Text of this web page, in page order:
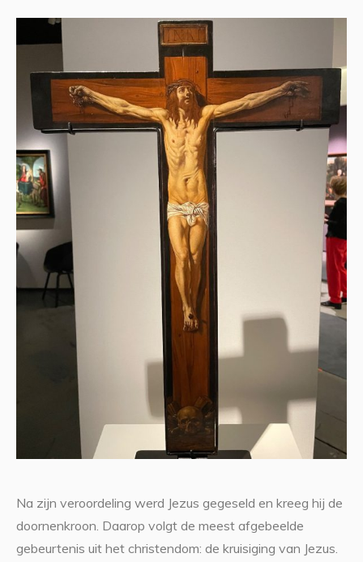
Na zijn veroordeling werd Jezus gegeseld en kreeg hij de
doornenkroon. Daarop volgt de meest afgebeelde
gebeurtenis uit het christendom: de kruisiging van Jezus.